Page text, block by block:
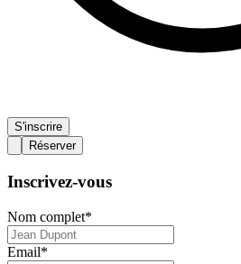
S'inscrire
Réserver
Inscrivez-vous
Nom complet*
Email*